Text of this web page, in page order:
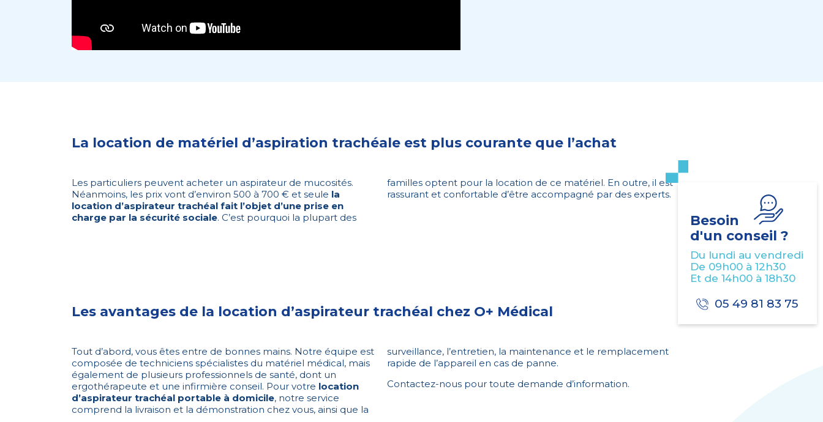
Besoin
d'un conseil ?
Du lundi au vendredi
De 09h00 à 12h30
Et de 14h00 à 18h30
05 49 81 83 75
La location de matériel d’aspiration trachéale est plus courante que l’achat
Les particuliers peuvent acheter un aspirateur de mucosités.
Néanmoins, les prix vont d’environ 500 à 700 € et seule la
location d’aspirateur trachéal fait l’objet d’une prise en
charge par la sécurité sociale. C’est pourquoi la plupart des
familles optent pour la location de ce matériel. En outre, il est
rassurant et confortable d’être accompagné par des experts.
Les avantages de la location d’aspirateur trachéal chez O+ Médical
Tout d’abord, vous êtes entre de bonnes mains. Notre équipe est
composée de techniciens spécialistes du matériel médical, mais
également de plusieurs professionnels de santé, dont un
ergothérapeute et une infirmière conseil. Pour votre location
d’aspirateur trachéal portable à domicile, notre service
comprend la livraison et la démonstration chez vous, ainsi que la
surveillance, l’entretien, la maintenance et le remplacement
rapide de l’appareil en cas de panne.
Contactez-nous pour toute demande d’information.